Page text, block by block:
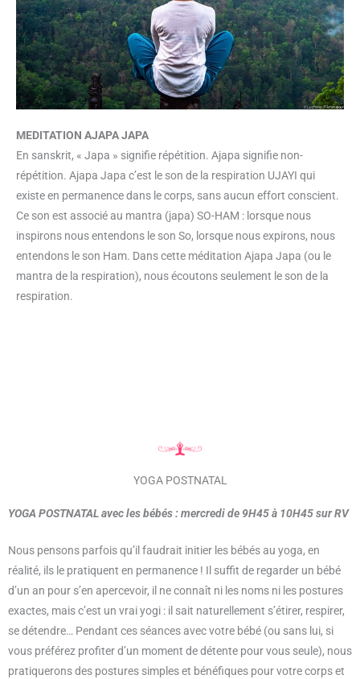
MEDITATION AJAPA JAPA
En sanskrit, « Japa » signifie répétition. Ajapa signifie non-
répétition. Ajapa Japa c’est le son de la respiration UJAYI qui
existe en permanence dans le corps, sans aucun effort conscient.
Ce son est associé au mantra (japa) SO-HAM : lorsque nous
inspirons nous entendons le son So, lorsque nous expirons, nous
entendons le son Ham. Dans cette méditation Ajapa Japa (ou le
mantra de la respiration), nous écoutons seulement le son de la
respiration.
YOGA POSTNATAL
YOGA POSTNATAL avec les bébés : mercredi de 9H45 à 10H45 sur RV
Nous pensons parfois qu’il faudrait initier les bébés au yoga, en
réalité, ils le pratiquent en permanence ! Il suffit de regarder un bébé
d’un an pour s’en apercevoir, il ne connaît ni les noms ni les postures
exactes, mais c’est un vrai yogi : il sait naturellement s’étirer, respirer,
se détendre… Pendant ces séances avec votre bébé (ou sans lui, si
vous préférez profiter d’un moment de détente pour vous seule), nous
pratiquerons des postures simples et bénéfiques pour votre corps et